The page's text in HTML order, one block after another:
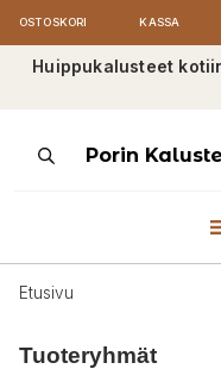
OSTOSKORI KASSA
Huippukalusteet
ProductsPorin
Etusivu
Tuoteryhmät